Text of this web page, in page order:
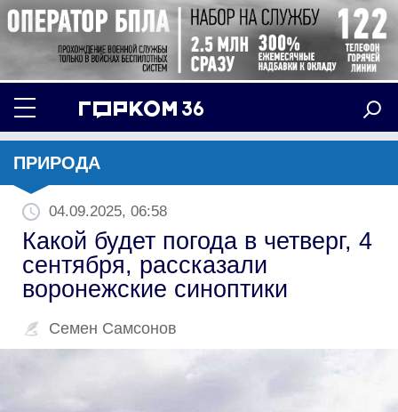
ПРИРОДА
04.09.2025, 06:58
Какой будет погода в четверг, 4
сентября, рассказали
воронежские синоптики
Семен Самсонов